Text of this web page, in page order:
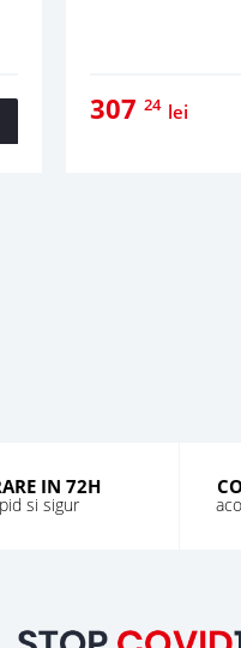
307 24 lei
IN 72H
si sigur